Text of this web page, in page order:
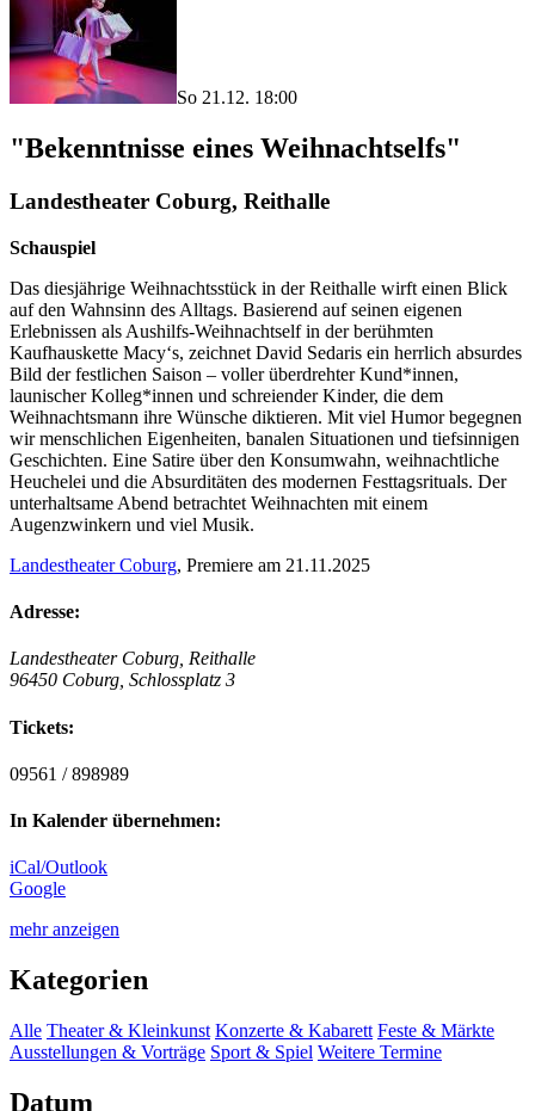
So 21.12. 18:00
"Bekenntnisse eines Weihnachtselfs"
Landestheater Coburg, Reithalle
Schauspiel
Das diesjährige Weihnachtsstück in der Reithalle wirft einen Blick
auf den Wahnsinn des Alltags. Basierend auf seinen eigenen
Erlebnissen als Aushilfs-Weihnachtself in der berühmten
Kaufhauskette Macy‘s, zeichnet David Sedaris ein herrlich absurdes
Bild der festlichen Saison – voller überdrehter Kund*innen,
launischer Kolleg*innen und schreiender Kinder, die dem
Weihnachtsmann ihre Wünsche diktieren. Mit viel Humor begegnen
wir menschlichen Eigenheiten, banalen Situationen und tiefsinnigen
Geschichten. Eine Satire über den Konsumwahn, weihnachtliche
Heuchelei und die Absurditäten des modernen Festtagsrituals. Der
unterhaltsame Abend betrachtet Weihnachten mit einem
Augenzwinkern und viel Musik.
Landestheater Coburg, Premiere am 21.11.2025
Adresse:
Landestheater Coburg, Reithalle
96450 Coburg, Schlossplatz 3
Tickets:
09561 / 898989
In Kalender übernehmen:
iCal/Outlook
Google
mehr anzeigen
Kategorien
Alle Theater & Kleinkunst Konzerte & Kabarett Feste & Märkte
Ausstellungen & Vorträge Sport & Spiel Weitere Termine
Datum